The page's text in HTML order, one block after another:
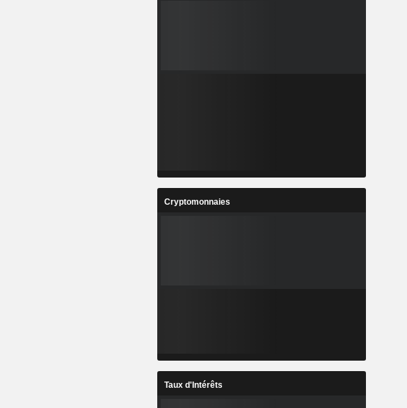
Cryptomonnaies
Taux d'Intérêts